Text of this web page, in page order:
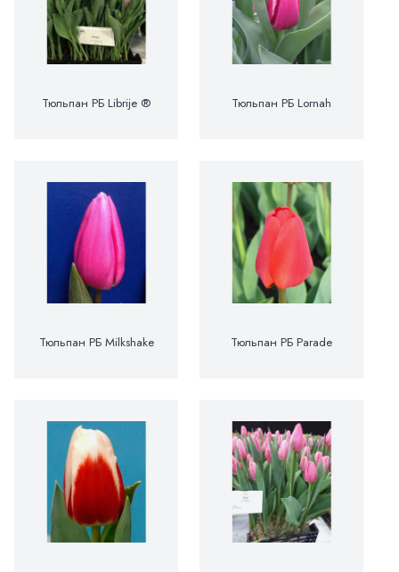
Тюльпан РБ Librije ® Тюльпан РБ Lornah
Тюльпан РБ Milkshake Тюльпан РБ Parade